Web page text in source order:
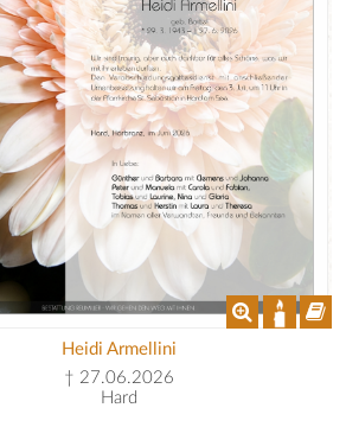
Heidi Armellini
† 27.06.2026
Hard